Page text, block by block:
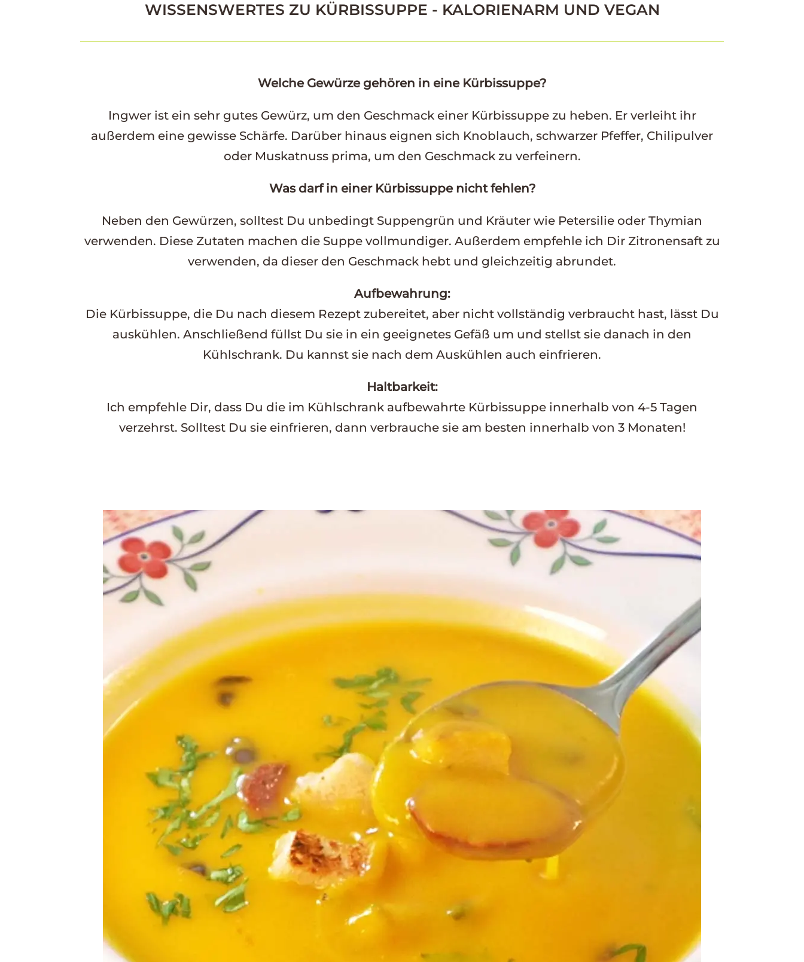
WISSENSWERTES ZU KÜRBISSUPPE - KALORIENARM UND VEGAN
Welche Gewürze gehören in eine Kürbissuppe?
Ingwer ist ein sehr gutes Gewürz, um den Geschmack einer Kürbissuppe zu heben. Er verleiht ihr
außerdem eine gewisse Schärfe. Darüber hinaus eignen sich Knoblauch, schwarzer Pfeffer, Chilipulver
oder Muskatnuss prima, um den Geschmack zu verfeinern.
Was darf in einer Kürbissuppe nicht fehlen?
Neben den Gewürzen, solltest Du unbedingt Suppengrün und Kräuter wie Petersilie oder Thymian
verwenden. Diese Zutaten machen die Suppe vollmundiger. Außerdem empfehle ich Dir Zitronensaft zu
verwenden, da dieser den Geschmack hebt und gleichzeitig abrundet.
Aufbewahrung:
Die Kürbissuppe, die Du nach diesem Rezept zubereitet, aber nicht vollständig verbraucht hast, lässt Du
auskühlen. Anschließend füllst Du sie in ein geeignetes Gefäß um und stellst sie danach in den
Kühlschrank. Du kannst sie nach dem Auskühlen auch einfrieren.
Haltbarkeit:
Ich empfehle Dir, dass Du die im Kühlschrank aufbewahrte Kürbissuppe innerhalb von 4-5 Tagen
verzehrst. Solltest Du sie einfrieren, dann verbrauche sie am besten innerhalb von 3 Monaten!